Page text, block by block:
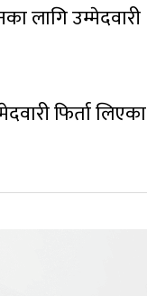
लागि उम्मेदवारी
फिर्ता लिएका